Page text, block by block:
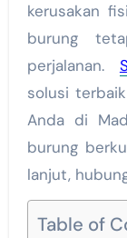
kerusakan
burung
perjalanan.
solusi
Anda di
burung
lanjut,
Table of